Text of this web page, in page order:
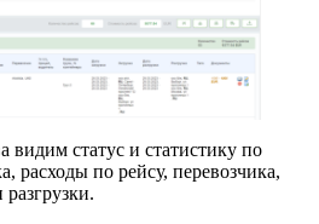
видим статус и статистику по
расходы по рейсу, перевозчика,